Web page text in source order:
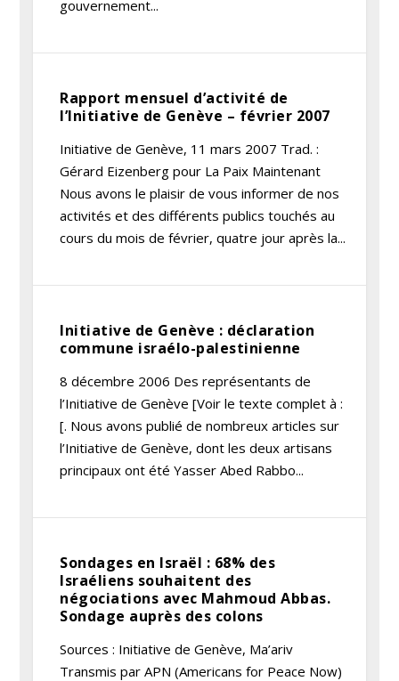
gouvernement...
Rapport mensuel d’activité de
l’Initiative de Genève – février 2007
Initiative de Genève, 11 mars 2007 Trad. :
Gérard Eizenberg pour La Paix Maintenant
Nous avons le plaisir de vous informer de nos
activités et des différents publics touchés au
cours du mois de février, quatre jour après la...
Initiative de Genève : déclaration
commune israélo-palestinienne
8 décembre 2006 Des représentants de
l’Initiative de Genève [Voir le texte complet à :
[. Nous avons publié de nombreux articles sur
l’Initiative de Genève, dont les deux artisans
principaux ont été Yasser Abed Rabbo...
Sondages en Israël : 68% des
Israéliens souhaitent des
négociations avec Mahmoud Abbas.
Sondage auprès des colons
Sources : Initiative de Genève, Ma’ariv
Transmis par APN (Americans for Peace Now)